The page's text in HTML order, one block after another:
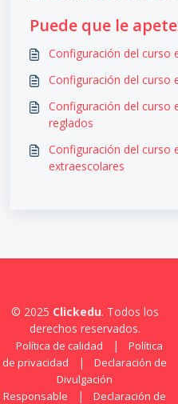
Puede que le
Configuración del curso
Configuración del curso
Configuración del curso
reglados
Configuración del curso
extraescolares
© 2025 Clickedu. Todos los
derechos reservados.
Política de calidad |
Política
de privacidad
|
Declaración de
Divulgación
Responsable
|
Declaración de